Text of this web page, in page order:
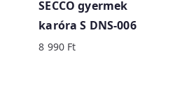
SECCO gyermek
karóra S DNS-006
8 990 Ft